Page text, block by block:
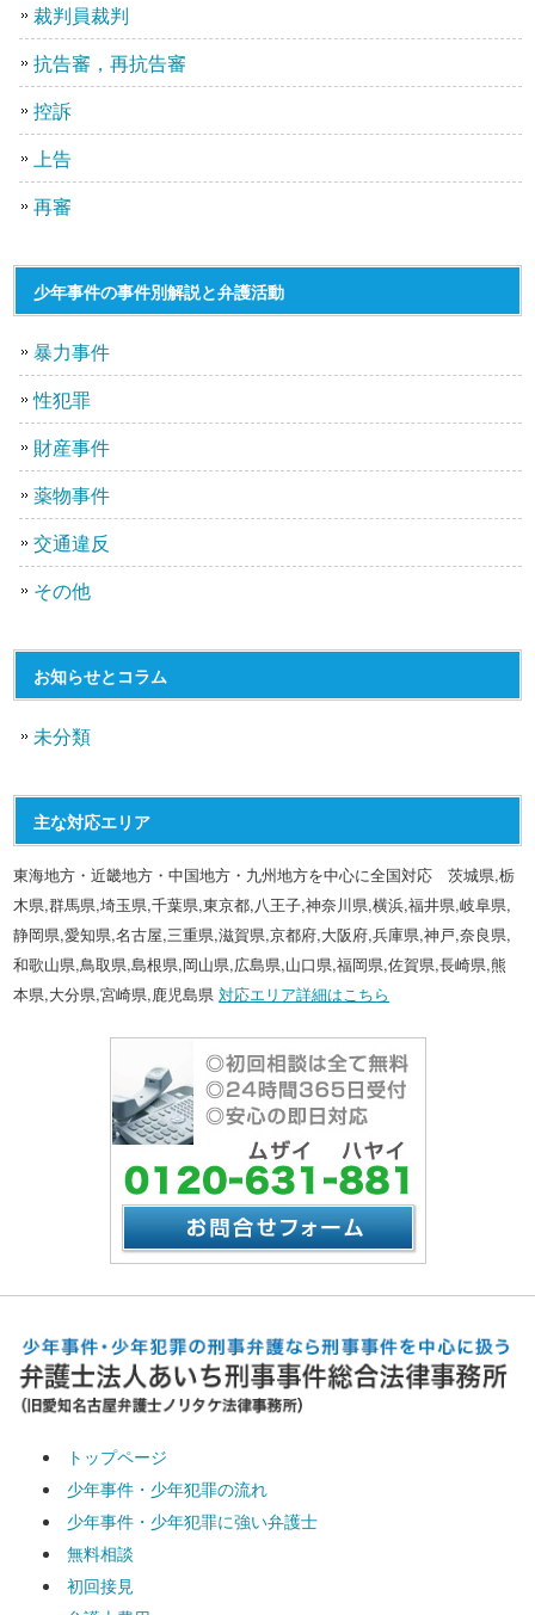
裁判員裁判
抗告審，再抗告審
控訴
上告
再審
少年事件の事件別解説と弁護活動
暴力事件
性犯罪
財産事件
薬物事件
交通違反
その他
お知らせとコラム
未分類
主な対応エリア
東海地方・近畿地方・中国地方・九州地方を中心に全国対応 茨城県,栃
木県,群馬県,埼玉県,千葉県,東京都,八王子,神奈川県,横浜,福井県,岐阜県,
静岡県,愛知県,名古屋,三重県,滋賀県,京都府,大阪府,兵庫県,神戸,奈良県,
和歌山県,鳥取県,島根県,岡山県,広島県,山口県,福岡県,佐賀県,長崎県,熊
本県,大分県,宮崎県,鹿児島県対応エリア詳細はこちら
トップページ
少年事件・少年犯罪の流れ
少年事件・少年犯罪に強い弁護士
無料相談
初回接見